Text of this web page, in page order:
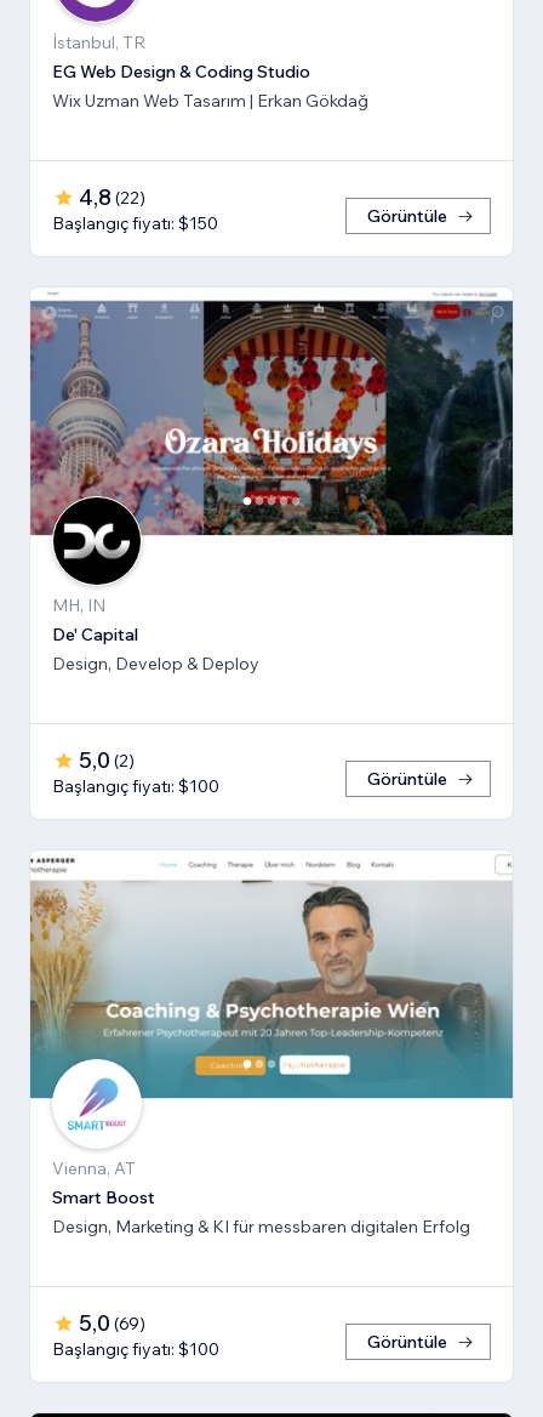
İstanbul, TR
EG Web Design & Coding Studio
Wix Uzman Web Tasarım | Erkan Gökdağ
4,8 (22)
Başlangıç fiyatı: $150
Görüntüle
MH, IN
De' Capital
Design, Develop & Deploy
5,0 (2)
Başlangıç fiyatı: $100
Görüntüle
Vienna, AT
Smart Boost
Design, Marketing & KI für messbaren digitalen Erfolg
5,0 (69)
Başlangıç fiyatı: $100
Görüntüle